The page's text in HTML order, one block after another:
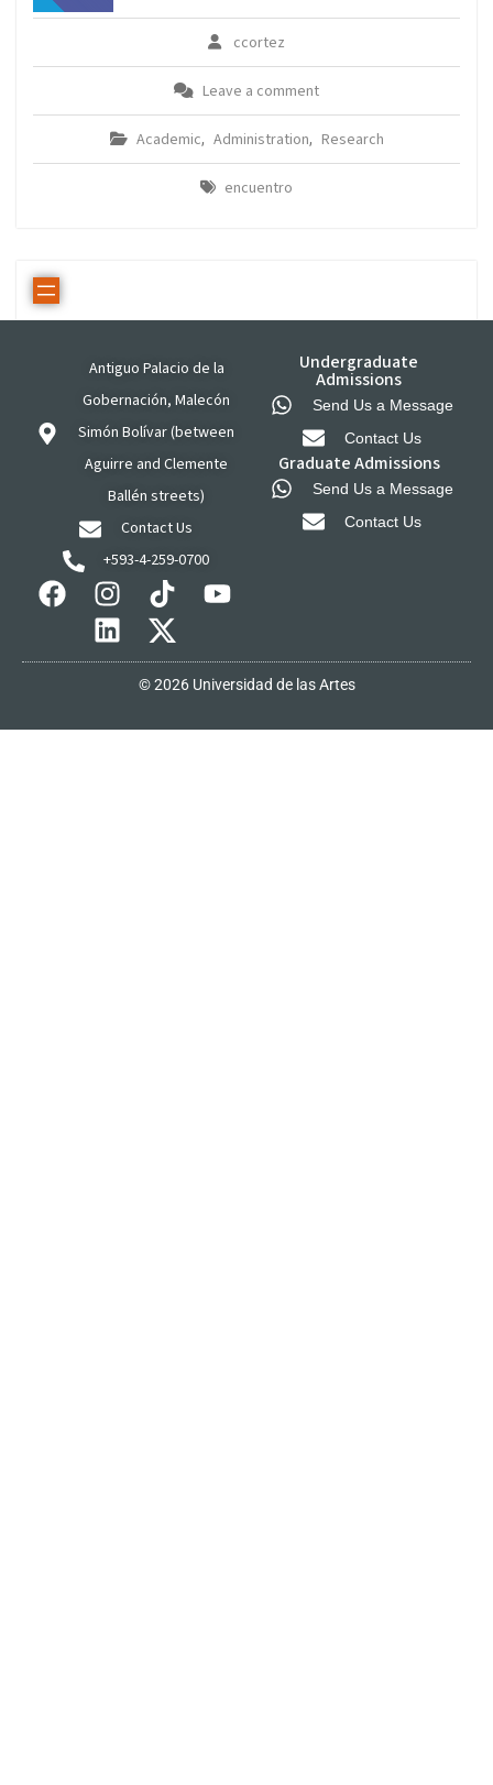
ccortez
Leave a comment
Academic, Administration, Research
encuentro
Antiguo Palacio de la
Gobernación, Malecón
Simón Bolívar (between
Aguirre and Clemente
Ballén streets)
Contact Us
+593-4-259-0700
Undergraduate
Admissions
Send Us a Message
Contact Us
Graduate Admissions
Send Us a Message
Contact Us
© 2026 Universidad de las Artes